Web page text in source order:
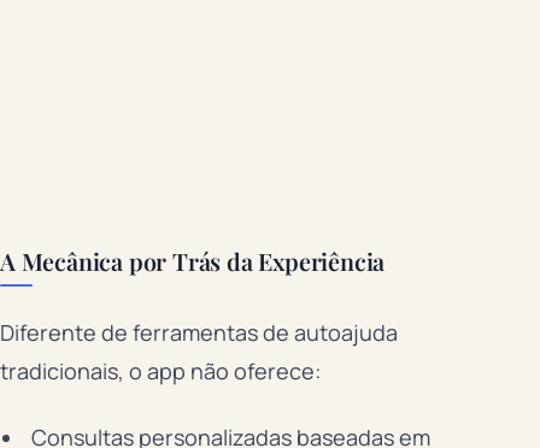
A Mecânica por Trás da Experiência
Diferente de ferramentas de autoajuda
tradicionais, o app não oferece:
Consultas personalizadas baseadas em